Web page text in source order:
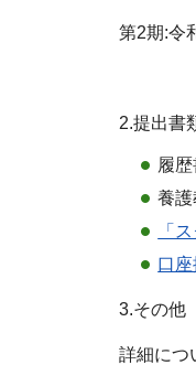
第2期:令
2.提出書
履
養護
「
口
3.その他
詳細につ